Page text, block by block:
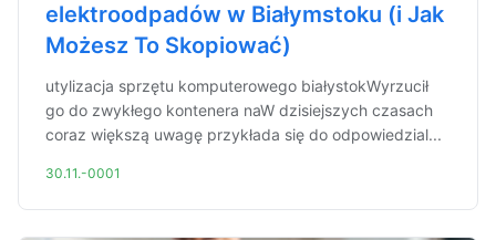
elektroodpadów w Białymstoku (i Jak
Możesz To Skopiować)
utylizacja sprzętu komputerowego białystokWyrzucił
go do zwykłego kontenera naW dzisiejszych czasach
coraz większą uwagę przykłada się do odpowiedzial...
30.11.-0001